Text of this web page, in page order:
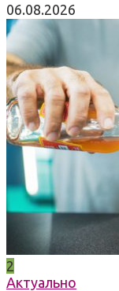
06.08.2026
2
Актуально